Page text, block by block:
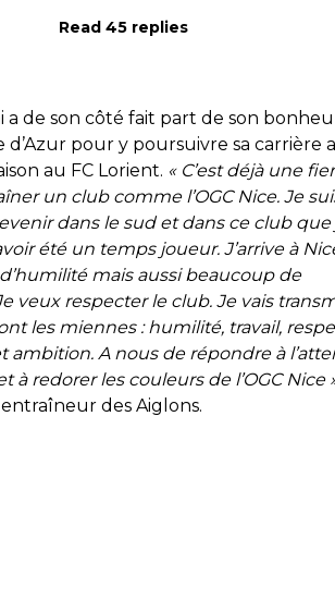
Read 45 replies
a de son côté fait part de son
d’Azur pour y poursuivre sa carrière
au FC Lorient. « C’est déjà une
un club comme l’OGC Nice. Je
dans le sud et dans ce club que
été un temps joueur. J’arrive à
mais aussi beaucoup de
veux respecter le club. Je vais
les miennes : humilité, travail,
ambition. A nous de répondre à
à redorer les couleurs de l’OGC Nice
des Aiglons.